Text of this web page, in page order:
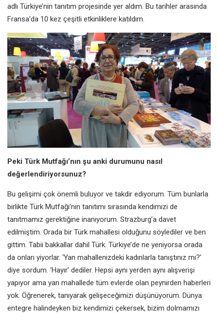
adlı Türkiye’nin tanıtım projesinde yer aldım. Bu tarihler arasında
Fransa’da 10 kez çeşitli etkinliklere katıldım.
Peki Türk Mutfağı’nın şu anki durumunu nasıl
değerlendiriyorsunuz?
Bu gelişimi çok önemli buluyor ve takdir ediyorum. Tüm bunlarla
birlikte Türk Mutfağı’nın tanıtımı sırasında kendimizi de
tanıtmamız gerektiğine inanıyorum. Strazburg’a davet
edilmiştim. Orada bir Türk mahallesi olduğunu söylediler ve ben
gittim. Tabii bakkallar dahil Türk. Türkiye’de ne yeniyorsa orada
da onları yiyorlar. ‘Yan mahallenizdeki kadınlarla tanıştınız mı?’
diye sordum. ‘Hayır’ dediler. Hepsi aynı yerden aynı alışverişi
yapıyor ama yan mahallede tüm evlerde olan peynirden haberleri
yok. Öğrenerek, tanıyarak gelişeceğimizi düşünüyorum. Dünya
entegre halindeyken biz kendimizi çekersek, bizim dolmamızı